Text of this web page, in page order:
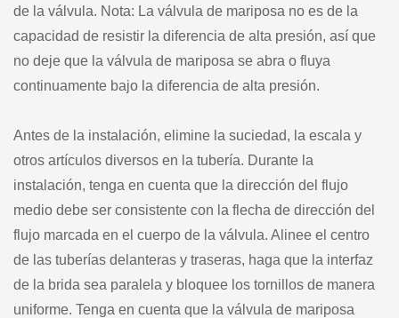
de la válvula. Nota: La válvula de mariposa no es de la
capacidad de resistir la diferencia de alta presión, así que
no deje que la válvula de mariposa se abra o fluya
continuamente bajo la diferencia de alta presión.
Antes de la instalación, elimine la suciedad, la escala y
otros artículos diversos en la tubería. Durante la
instalación, tenga en cuenta que la dirección del flujo
medio debe ser consistente con la flecha de dirección del
flujo marcada en el cuerpo de la válvula. Alinee el centro
de las tuberías delanteras y traseras, haga que la interfaz
de la brida sea paralela y bloquee los tornillos de manera
uniforme. Tenga en cuenta que la válvula de mariposa